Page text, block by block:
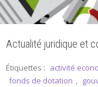
Actualité juridique et
Étiquettes : activité
fonds de dotation ,